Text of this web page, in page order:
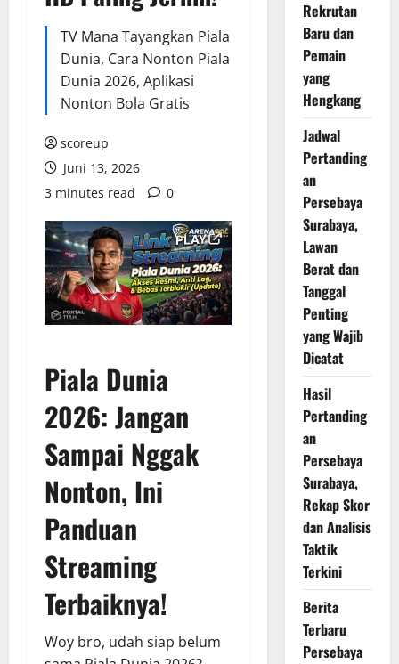
TV Mana Tayangkan Piala
Dunia, Cara Nonton Piala
Dunia 2026, Aplikasi
Nonton Bola Gratis
scoreup
Juni 13, 2026
3 minutes read
0
Piala Dunia
2026: Jangan
Sampai Nggak
Nonton, Ini
Panduan
Streaming
Terbaiknya!
Woy bro, udah siap belum
Rekrutan
Baru dan
Pemain
yang
Hengkang
Jadwal
Pertanding
an
Persebaya
Surabaya,
Lawan
Berat dan
Tanggal
Penting
yang Wajib
Dicatat
Hasil
Pertanding
an
Persebaya
Surabaya,
Rekap Skor
dan Analisis
Taktik
Terkini
Berita
Terbaru
Persebaya